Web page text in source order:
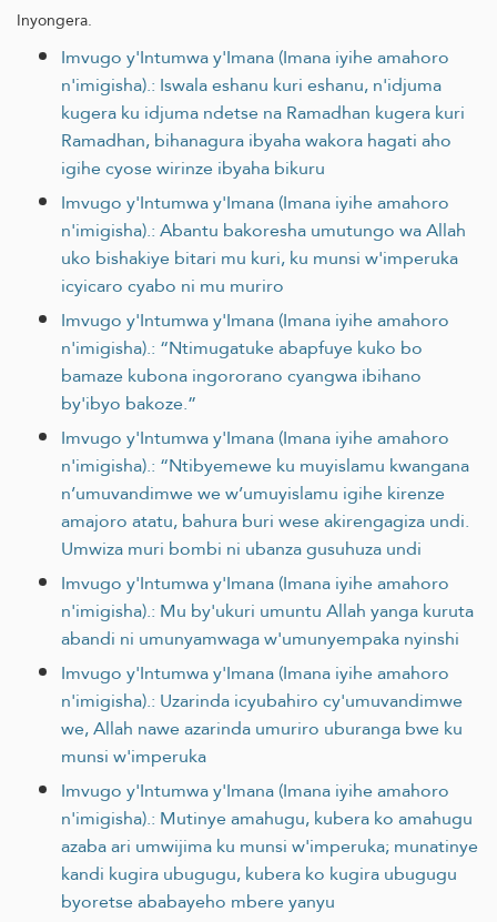
Inyongera.
Imvugo y'Intumwa y'Imana (Imana iyihe amahoro
n'imigisha).: Iswala eshanu kuri eshanu, n'idjuma
kugera ku idjuma ndetse na Ramadhan kugera kuri
Ramadhan, bihanagura ibyaha wakora hagati aho
igihe cyose wirinze ibyaha bikuru
Imvugo y'Intumwa y'Imana (Imana iyihe amahoro
n'imigisha).: Abantu bakoresha umutungo wa Allah
uko bishakiye bitari mu kuri, ku munsi w'imperuka
icyicaro cyabo ni mu muriro
Imvugo y'Intumwa y'Imana (Imana iyihe amahoro
n'imigisha).: “Ntimugatuke abapfuye kuko bo
bamaze kubona ingororano cyangwa ibihano
by'ibyo bakoze.”
Imvugo y'Intumwa y'Imana (Imana iyihe amahoro
n'imigisha).: “Ntibyemewe ku muyislamu kwangana
n’umuvandimwe we w’umuyislamu igihe kirenze
amajoro atatu, bahura buri wese akirengagiza undi.
Umwiza muri bombi ni ubanza gusuhuza undi
Imvugo y'Intumwa y'Imana (Imana iyihe amahoro
n'imigisha).: Mu by'ukuri umuntu Allah yanga kuruta
abandi ni umunyamwaga w'umunyempaka nyinshi
Imvugo y'Intumwa y'Imana (Imana iyihe amahoro
n'imigisha).: Uzarinda icyubahiro cy'umuvandimwe
we, Allah nawe azarinda umuriro uburanga bwe ku
munsi w'imperuka
Imvugo y'Intumwa y'Imana (Imana iyihe amahoro
n'imigisha).: Mutinye amahugu, kubera ko amahugu
azaba ari umwijima ku munsi w'imperuka; munatinye
kandi kugira ubugugu, kubera ko kugira ubugugu
byoretse ababayeho mbere yanyu